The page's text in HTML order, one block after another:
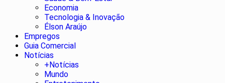
Economia
Tecnologia & Inovação
Élson Araújo
Empregos
Guia Comercial
Notícias
+Notícias
Mundo